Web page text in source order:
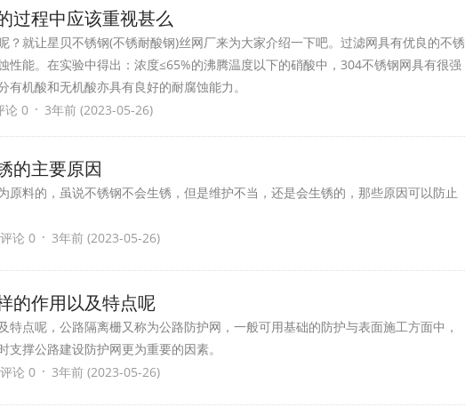
过程中应该重视甚么
？就让星贝不锈钢(不锈耐酸钢)丝网厂来为大家介绍一下吧。过滤网具有优良的不锈
性能。在实验中得出：浓度≤65%的沸腾温度以下的硝酸中，304不锈钢网具有很强
机酸和无机酸亦具有良好的耐腐蚀能力。
论 0 · 3年前 (2023-05-26)
的主要原因
原料的，虽说不锈钢不会生锈，但是维护不当，还是会生锈的，那些原因可以防止
评论 0 · 3年前 (2023-05-26)
的作用以及特点呢
特点呢，公路隔离栅又称为公路防护网，一般可用基础的防护与表面施工方面中，
撑公路建设防护网更为重要的因素。
评论 0 · 3年前 (2023-05-26)